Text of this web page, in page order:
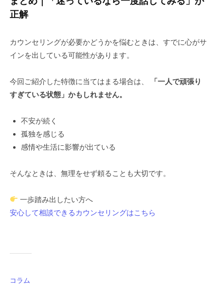
正解
カウンセリングが必要かどうかを悩むときは、すでに心がサ
インを出している可能性があります。
今回ご紹介した特徴に当てはまる場合は、
「一人で頑張り
すぎている状態」かもしれません。
不安が続く
孤独を感じる
感情や生活に影響が出ている
そんなときは、無理をせず頼ることも大切です。
一歩踏み出したい方へ
安心して相談できるカウンセリングはこちら
コラム